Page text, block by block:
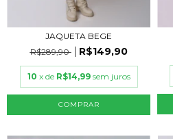
JAQUETA BEGE
R$289,90
R$149,90
10 x de R$14,99 sem juros
COMPRAR